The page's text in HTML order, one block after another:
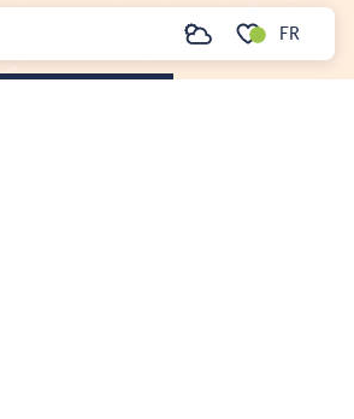
Voir les favoris
RechercheFR